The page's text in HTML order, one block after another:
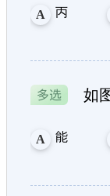
A 丙
如
A 能